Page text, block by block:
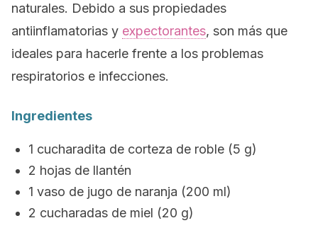
naturales. Debido a sus propiedades
antiinflamatorias y expectorantes, son más que
ideales para hacerle frente a los problemas
respiratorios e infecciones.
Ingredientes
1 cucharadita de corteza de roble (5 g)
2 hojas de llantén
1 vaso de jugo de naranja (200 ml)
2 cucharadas de miel (20 g)